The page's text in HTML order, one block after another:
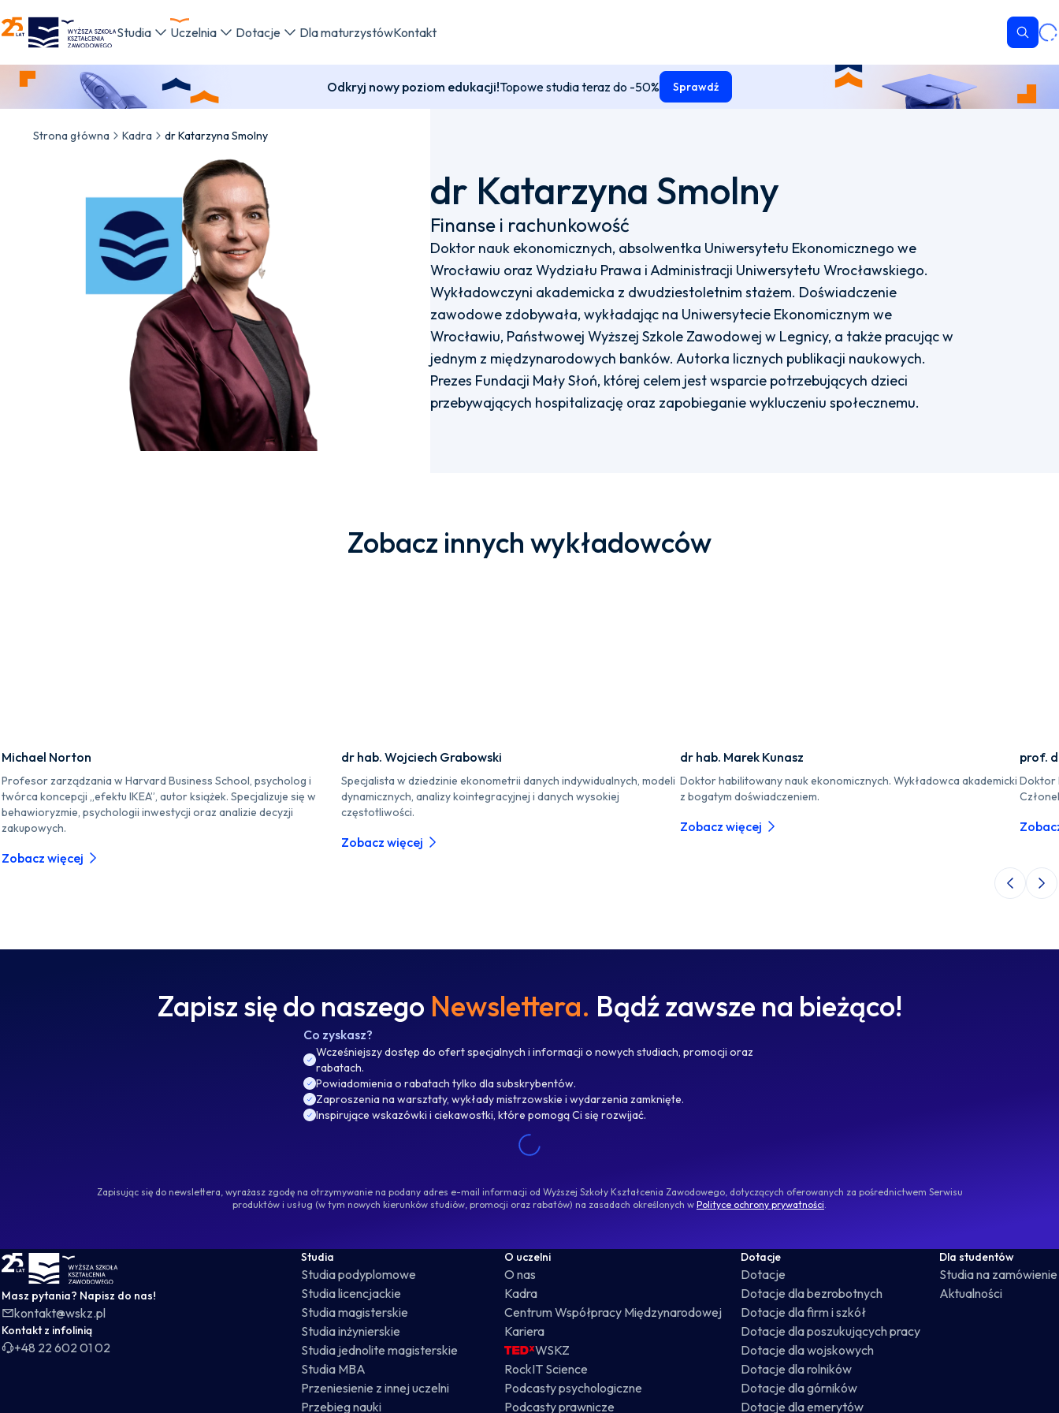
WSKZ - strona główna
Studia Uczelnia Dotacje Dla maturzystówKontakt
Odkryj nowy poziom edukacji!Topowe studia teraz do -50% Sprawdź
Strona główna Kadra dr Katarzyna Smolny
dr Katarzyna Smolny
Finanse i rachunkowość
Doktor nauk ekonomicznych, absolwentka Uniwersytetu Ekonomicznego we
Wrocławiu oraz Wydziału Prawa i Administracji Uniwersytetu Wrocławskiego.
Wykładowczyni akademicka z dwudziestoletnim stażem. Doświadczenie
zawodowe zdobywała, wykładając na Uniwersytecie Ekonomicznym we
Wrocławiu, Państwowej Wyższej Szkole Zawodowej w Legnicy, a także pracując w
jednym z międzynarodowych banków. Autorka licznych publikacji naukowych.
Prezes Fundacji Mały Słoń, której celem jest wsparcie potrzebujących dzieci
przebywających hospitalizację oraz zapobieganie wykluczeniu społecznemu.
Zobacz innych wykładowców
Michael Norton
Profesor zarządzania w Harvard Business School, psycholog i
twórca koncepcji „efektu IKEA”, autor książek. Specjalizuje się w
behawioryzmie, psychologii inwestycji oraz analizie decyzji
zakupowych.
Zobacz więcej
dr hab. Wojciech Grabowski
Specjalista w dziedzinie ekonometrii danych indywidualnych, modeli
dynamicznych, analizy kointegracyjnej i danych wysokiej
częstotliwości.
Zobacz więcej
dr hab. Marek Kunasz
Doktor habilitowany nauk ekonomicznych. Wykładowca akademicki
z bogatym doświadczeniem.
Zobacz więcej
prof.
Doktor
Poprzedni
Zapisz się do naszego Newslettera. Bądź zawsze na bieżąco!
Co zyskasz?
Wcześniejszy dostęp do ofert specjalnych i informacji o nowych studiach, promocji oraz
rabatach.
Powiadomienia o rabatach tylko dla subskrybentów.
Zaproszenia na warsztaty, wykłady mistrzowskie i wydarzenia zamknięte.
Inspirujące wskazówki i ciekawostki, które pomogą Ci się rozwijać.
Zapisując się do newslettera, wyrażasz zgodę na otrzymywanie na podany adres e-mail informacji od Wyższej Szkoły Kształcenia Zawodowego, dotyczących oferowanych za pośrednictwem Serwisu
produktów i usług (w tym nowych kierunków studiów, promocji oraz rabatów) na zasadach określonych w Polityce ochrony prywatności.
WSKZ - strona główna
Masz pytania? Napisz do nas!
kontakt@wskz.pl
Kontakt z infolinią
+48 22 602 01 02
Studia
Studia podyplomowe
Studia licencjackie
Studia magisterskie
Studia inżynierskie
Studia jednolite magisterskie
Studia MBA
Przeniesienie z innej uczelni
Przebieg nauki
O uczelni
O nas
Kadra
Centrum Współpracy Międzynarodowej
Kariera
WSKZ
RockIT Science
Podcasty psychologiczne
Podcasty prawnicze
Dotacje
Dotacje
Dotacje dla bezrobotnych
Dotacje dla firm i szkół
Dotacje dla poszukujących pracy
Dotacje dla wojskowych
Dotacje dla rolników
Dotacje dla górników
Dotacje dla emerytów
Dla studentów
Studia na zamówienie
Aktualności